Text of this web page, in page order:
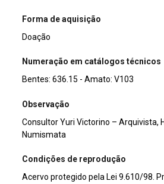
Forma de aquisição
Doação
Numeração em catálogos técnicos
Bentes: 636.15 - Amato: V103
Observação
Consultor Yuri Victorino – Arquivista,
Numismata
Condições de reprodução
Acervo protegido pela Lei 9.610/98.